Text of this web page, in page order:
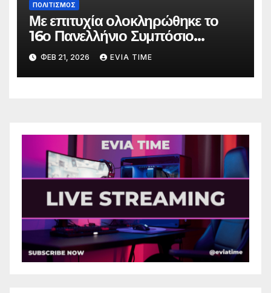
ΠΟΛΙΤΙΣΜΟΣ
Με επιτυχία ολοκληρώθηκε το
16ο Πανελλήνιο Συμπόσιο
Επικούρειας Φιλοσοφίας
ΦΕΒ 21, 2026 EVIA TIME